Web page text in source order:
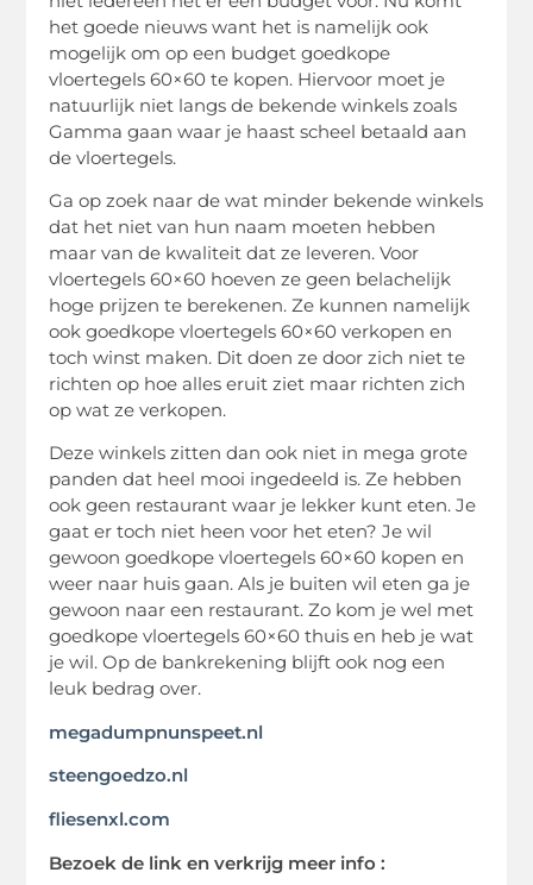
het goede nieuws want het is namelijk ook
mogelijk om op een budget goedkope
vloertegels 60×60 te kopen. Hiervoor moet je
natuurlijk niet langs de bekende winkels zoals
Gamma gaan waar je haast scheel betaald aan
de vloertegels.
Ga op zoek naar de wat minder bekende winkels
dat het niet van hun naam moeten hebben
maar van de kwaliteit dat ze leveren. Voor
vloertegels 60×60 hoeven ze geen belachelijk
hoge prijzen te berekenen. Ze kunnen namelijk
ook goedkope vloertegels 60×60 verkopen en
toch winst maken. Dit doen ze door zich niet te
richten op hoe alles eruit ziet maar richten zich
op wat ze verkopen.
Deze winkels zitten dan ook niet in mega grote
panden dat heel mooi ingedeeld is. Ze hebben
ook geen restaurant waar je lekker kunt eten. Je
gaat er toch niet heen voor het eten? Je wil
gewoon goedkope vloertegels 60×60 kopen en
weer naar huis gaan. Als je buiten wil eten ga je
gewoon naar een restaurant. Zo kom je wel met
goedkope vloertegels 60×60 thuis en heb je wat
je wil. Op de bankrekening blijft ook nog een
leuk bedrag over.
megadumpnunspeet.nl
steengoedzo.nl
fliesenxl.com
Bezoek de link en verkrijg meer info :